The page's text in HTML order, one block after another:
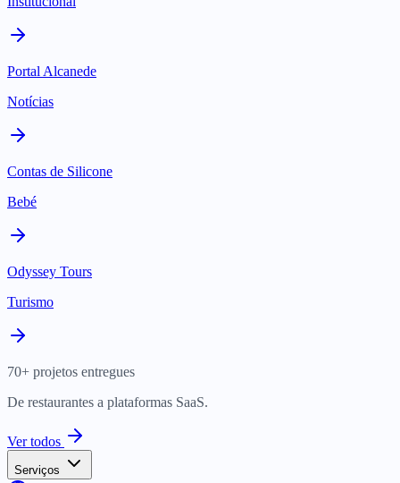
Portal Alcanede
Notícias
Contas de Silicone
Bebé
Odyssey Tours
Turismo
70+ projetos entregues
De restaurantes a plataformas SaaS.
Ver todos
Serviços